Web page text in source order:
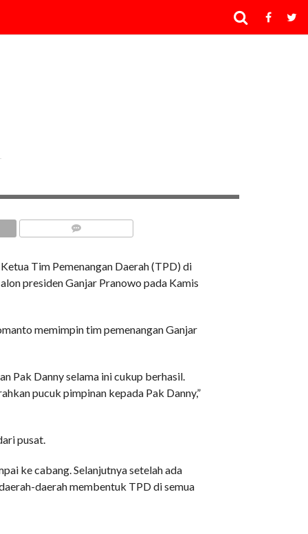
Tim Pemenangan Daerah (TPD) di
presiden Ganjar Pranowo pada Kamis
memimpin tim pemenangan Ganjar
Pak Danny selama ini cukup berhasil.
pucuk pimpinan kepada Pak Danny,”
pusat.
ke cabang. Selanjutnya setelah ada
daerah membentuk TPD di semua